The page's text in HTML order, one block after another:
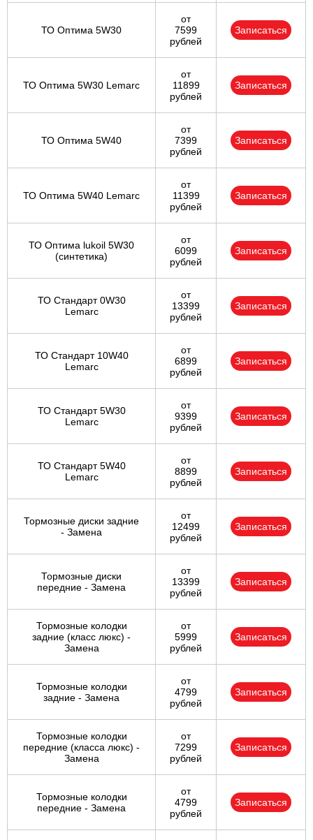
ТО Оптима 5W30
от
7599
рублей
Записаться
ТО Оптима 5W30 Lemarc
от
11899
рублей
Записаться
ТО Оптима 5W40
от
7399
рублей
Записаться
ТО Оптима 5W40 Lemarc
от
11399
рублей
Записаться
ТО Оптима lukoil 5W30
(синтетика)
от
6099
рублей
Записаться
ТО Стандарт 0W30
Lemarc
от
13399
рублей
Записаться
ТО Стандарт 10W40
Lemarc
от
6899
рублей
Записаться
ТО Стандарт 5W30
Lemarc
от
9399
рублей
Записаться
ТО Стандарт 5W40
Lemarc
от
8899
рублей
Записаться
Тормозные диски задние
- Замена
от
12499
рублей
Записаться
Тормозные диски
передние - Замена
от
13399
рублей
Записаться
Тормозные колодки
задние (класс люкс) -
Замена
от
5999
рублей
Записаться
Тормозные колодки
задние - Замена
от
4799
рублей
Записаться
Тормозные колодки
передние (класса люкс) -
Замена
от
7299
рублей
Записаться
Тормозные колодки
передние - Замена
от
4799
рублей
Записаться